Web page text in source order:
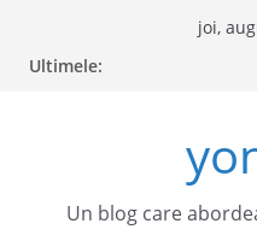
joi,
Ultimele:
Un blog care